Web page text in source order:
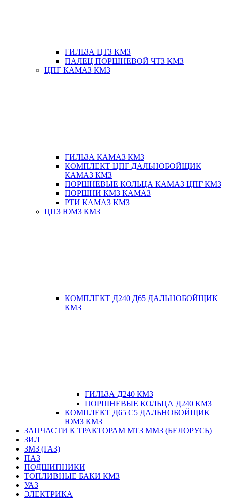
ГИЛЬЗА ЦТЗ КМЗ
ПАЛЕЦ ПОРШНЕВОЙ ЧТЗ КМЗ
ЦПГ КАМАЗ КМЗ
ГИЛЬЗА КАМАЗ КМЗ
КОМПЛЕКТ ЦПГ ДАЛЬНОБОЙЩИК
КАМАЗ КМЗ
ПОРШНЕВЫЕ КОЛЬЦА КАМАЗ ЦПГ КМЗ
ПОРШНИ КМЗ КАМАЗ
РТИ КАМАЗ КМЗ
ЦПЗ ЮМЗ КМЗ
КОМПЛЕКТ Д240 Д65 ДАЛЬНОБОЙЩИК
КМЗ
ГИЛЬЗА Д240 КМЗ
ПОРШНЕВЫЕ КОЛЬЦА Д240 КМЗ
КОМПЛЕКТ Д65 С5 ДАЛЬНОБОЙЩИК
ЮМЗ КМЗ
ЗАПЧАСТИ К ТРАКТОРАМ МТЗ ММЗ (БЕЛОРУСЬ)
ЗИЛ
ЗМЗ (ГАЗ)
ПАЗ
ПОДШИПНИКИ
ТОПЛИВНЫЕ БАКИ КМЗ
УАЗ
ЭЛЕКТРИКА